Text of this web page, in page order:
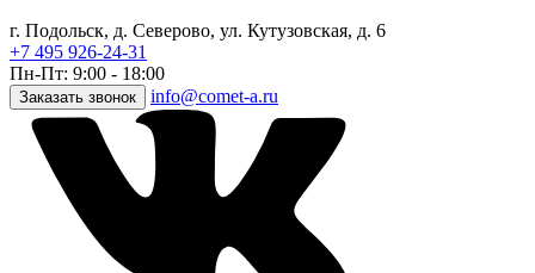
г. Подольск, д. Северово, ул. Кутузовская, д. 6
+7 495 926-24-31
Пн-Пт: 9:00 - 18:00
Заказать звонок info@comet-a.ru